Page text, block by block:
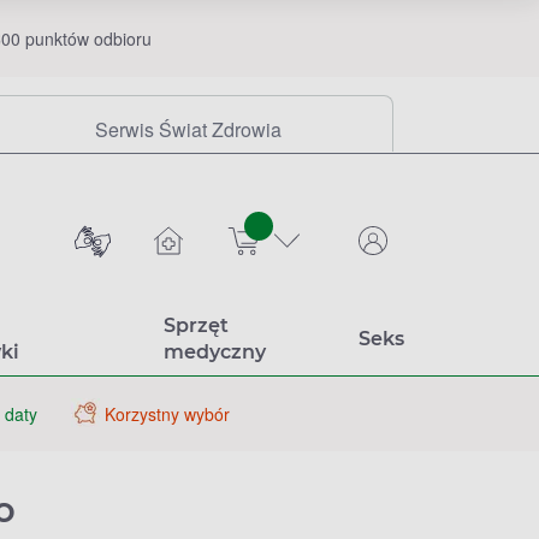
punktów odbioru
Serwis Świat Zdrowia
sztuk
Sprzęt
medyczny
Seks
daty Korzystny wybór